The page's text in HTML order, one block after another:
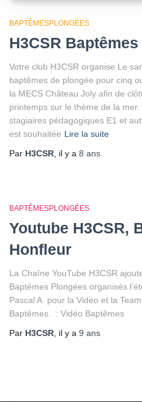
BAPTÊMESPLONGÉES
H3CSR
Votre club H3CSR organise Le
baptêmes de plongée pour cinq
la MECS Château Joly afin de
printemps sur le thème de la mer.
stagiaires pédagogiques E1 et
est souhaitée Lire la suite
Par H3CSR , il y a 8 ans
BAPTÊMESPLONGÉES
Youtube H3CSR,
Honfleur
La Chaîne YouTube H3CSR
Baptêmes Plongées organisés
Pascal A. pour la Vidéo et la
Baptêmes. : Vidéo Baptêmes
Par H3CSR , il y a 9 ans